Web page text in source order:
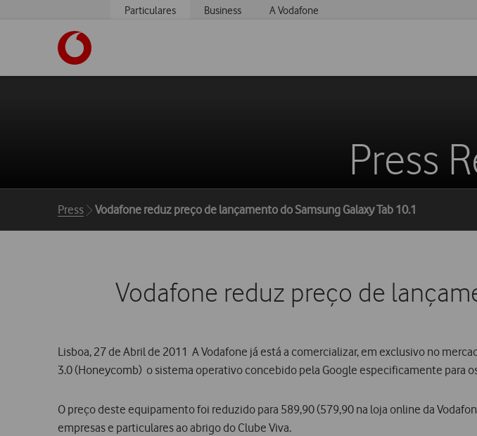
Particulares Business A Vodafone
Press
Breadcrumbs
Press Vodafone reduz preço de lançamento do Samsung Galaxy Tab 10.1
Vodafone reduz preço de
Lisboa, 27 de Abril de 2011  A Vodafone já está a comercializar, em exclusivo no
3.0 (Honeycomb)  o sistema operativo concebido pela Google especificamente para
O preço deste equipamento foi reduzido para 589,90 (579,90 na loja online da
empresas e particulares ao abrigo do Clube Viva.